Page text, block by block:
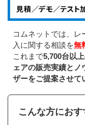
コムネットでは、
入に関する相談を無
これまで5,700台以
ェアの販売実績とノ
ザーをご提案させて
こんな方におす